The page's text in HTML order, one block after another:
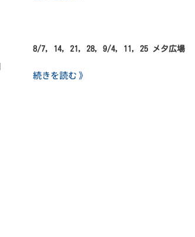
8/7, 14, 21, 28, 9/4, 11, 25 メタ広場
続きを読む 》